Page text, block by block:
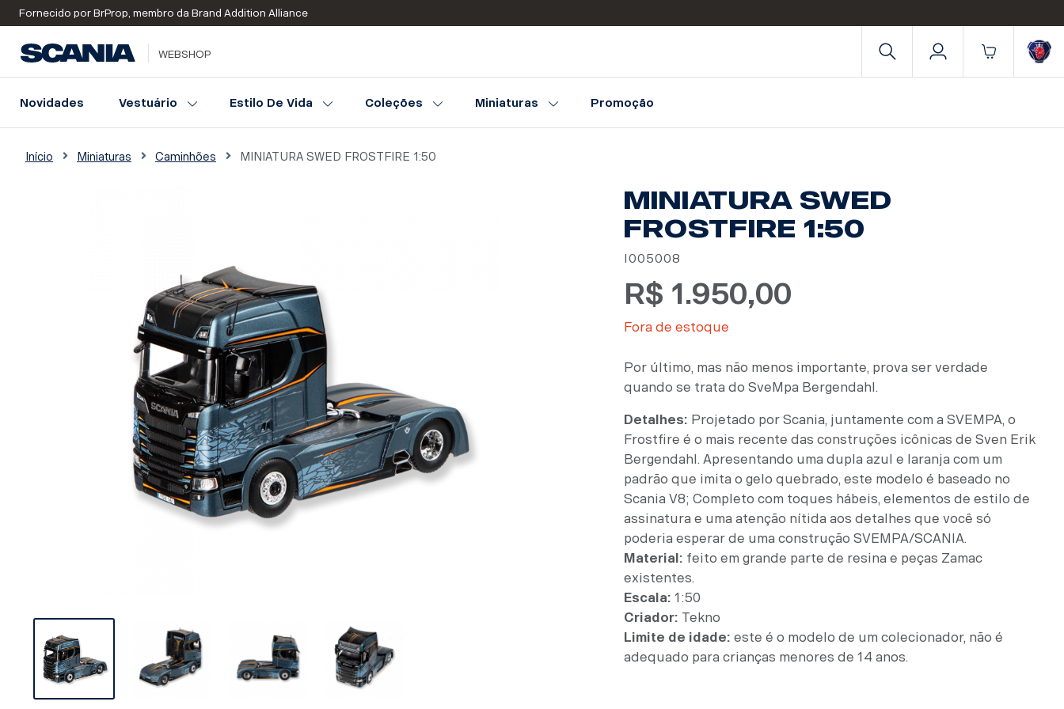
Fornecido por BrProp, membro da Brand Addition Alliance
WEBSHOP
Novidades Vestuário Estilo De Vida Coleções Miniaturas Promoção
Início Miniaturas Caminhões MINIATURA SWED FROSTFIRE 1:50
MINIATURA SWED
FROSTFIRE 1:50
I005008
R$ 1.950,00
Por último, mas não menos importante, prova ser verdade
quando se trata do SveMpa Bergendahl.
Detalhes: Projetado por Scania, juntamente com a SVEMPA, o
Frostfire é o mais recente das construções icônicas de Sven Erik
Bergendahl. Apresentando uma dupla azul e laranja com um
padrão que imita o gelo quebrado, este modelo é baseado no
Scania V8; Completo com toques hábeis, elementos de estilo de
assinatura e uma atenção nítida aos detalhes que você só
poderia esperar de uma construção SVEMPA/SCANIA.
Material: feito em grande parte de resina e peças Zamac
existentes.
Escala: 1:50
Criador: Tekno
Limite de idade: este é o modelo de um colecionador, não é
adequado para crianças menores de 14 anos.
Fora de estoque